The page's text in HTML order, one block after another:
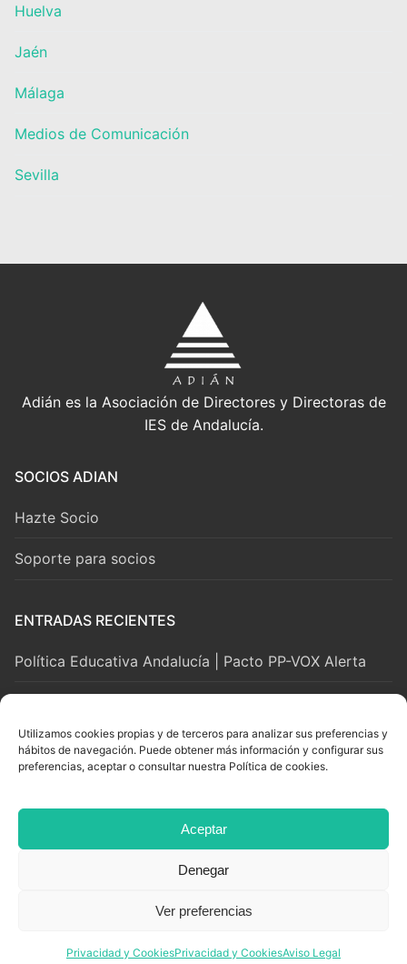
Utilizamos cookies propias y de terceros para analizar sus preferencias y
hábitos de navegación. Puede obtener más información y configurar sus
preferencias, aceptar o consultar nuestra Política de cookies.
Aceptar
Denegar
Ver preferencias
Privacidad y CookiesPrivacidad y CookiesAviso Legal
Huelva
Jaén
Málaga
Medios de Comunicación
Sevilla
Adián es la Asociación de Directores y Directoras de
IES de Andalucía.
SOCIOS ADIAN
Hazte Socio
Soporte para socios
ENTRADAS RECIENTES
Política Educativa Andalucía | Pacto PP-VOX Alerta
LEGAL Y SOPORTE
Powered By
White Lion Studio